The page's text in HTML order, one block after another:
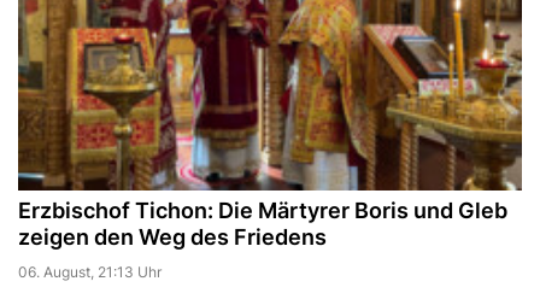
Erzbischof Tichon: Die Märtyrer Boris und Gleb
zeigen den Weg des Friedens
06. August, 21:13 Uhr